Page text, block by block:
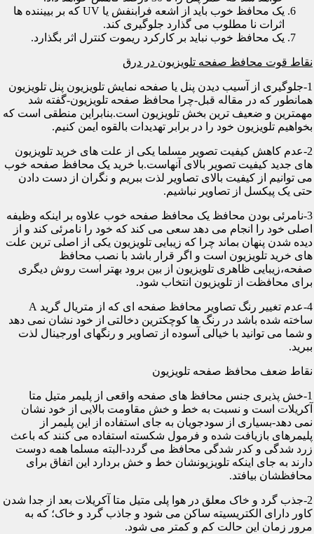
یک محافظ خوب باید از اشعه فرابنفش یا UV که بر بییننده ها
اثرات نا مطلوب می گذارد جلوگیری کند.
یک محافظ خوب نباید بر کارکرد ریموت کنترل اثر بگذارد.
نقاط قوت محافظ صفحه تلویزیون در درق
1-جلوگیری از آسیب دیدن پنل یا صفحه نمایش تلویزیون پنل تلویزیون
همانطور که در مقاله قبل-چرا محافظ صفحه تلویزیون-گفته شد
مهمترین و ضعیف ترین بخش تلویزیون است.بنابراین منطقی است که
بخواهیم تلویزیون خود را در برابر تهدیدات بالقوه ایمن کنیم.
2-عدم کاهش کیفیت تصویر مسلما یکی از علت های خرید تلویزیون
های جدید کیفیت تصویر بالای آنهاست.با خرید یک محافظ صفحه خوب
می توانیم از کیفیت بالای تصاویر لذت ببریم و نگران از دست دادن
حتی یک پیکسل از تصاویر نباشیم.
3-نامرئی بودن محافظ یک محافظ صفحه خوب علاوه بر اینکه وظیفه
اصلی خود را انجام می دهد سعی می کند که خود را نامرئی کند و از
دیده شدن پنهان بماند چرا که زیبایی تلویزیون یکی از اصلی ترین علت
های خرید تلویزیون است و اگر قرار باشد با نصب محافظ
صفحه،زیبایی ظاهری تلویزیون از بین برود بهتر است روش دیگری
برای محافظت از تلویزیون انتخاب شود.
4-عدم تغییر رنگ تصاویر محافظ صفحه ای که از متریال گرید A
ساخته شده باشد در رنگ ها کوچکترین دخالتی از خود نشان نمی دهد
و شما می توانید با خیالی آسوده از تصاویر و رنگهای اورجینال لذت
ببرید.
نقاط ضعف محافظ صفحه تلویزیون
1-خش پذیری جنس محافظ های صفحه واقعی از پلیمر متیل متا
آکریلات است و نسبت به خط و خش مقاومت بالایی از خود نشان
نمی دهد-بسیاری از سودجویان به جای استفاده از این پلیمر از
پلیمرهای بازیافت شده و فرمول شکسته استفاده می کنند که باعث
زرد شدگی و کدر شدگی محافظ می گردد-البته مسلما همه دوست
دارند به جای اینکه تلویزیونشان خط و خش بردارد این اتفاق برای
محافظشان بیافتد.
2-جذب گرد و خاک معلق در هوا پلی متیل متا آکریلات بعد از جدا شدن
کاور دارای الکتریسیته ساکن می شود و جاذب گرد و خاک؛ که به
مرور زمان این حالت کم و کمتر می شود.